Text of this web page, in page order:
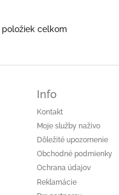
O
á
položiek celkom
Info
Kontakt
Moje služby naživo
Dôležité upozornenie
Obchodné podmienky
Ochrana údajov
Reklamácie